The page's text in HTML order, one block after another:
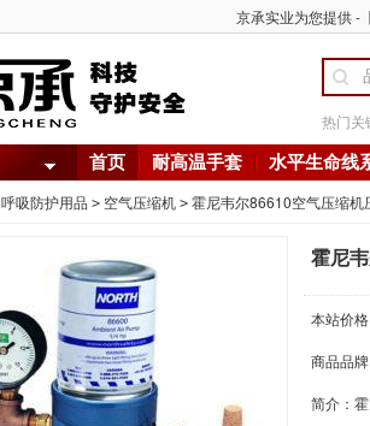
京承实业为您提供 -
热门关
首页 耐高温手套 水平生命线
呼吸防护用品 > 空气压缩机 > 霍尼韦尔86610空气压缩机
霍尼
本站价
商品品
简介：